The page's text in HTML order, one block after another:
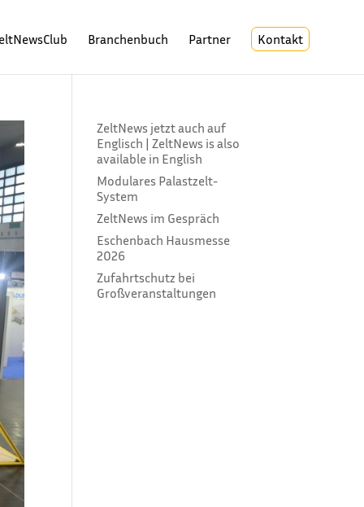
Branchenbuch Partner Kontakt
ZeltNews jetzt auch auf
Englisch | ZeltNews is also
available in English
Modulares Palastzelt-
System
ZeltNews im Gespräch
Eschenbach Hausmesse
2026
Zufahrtschutz bei
Großveranstaltungen